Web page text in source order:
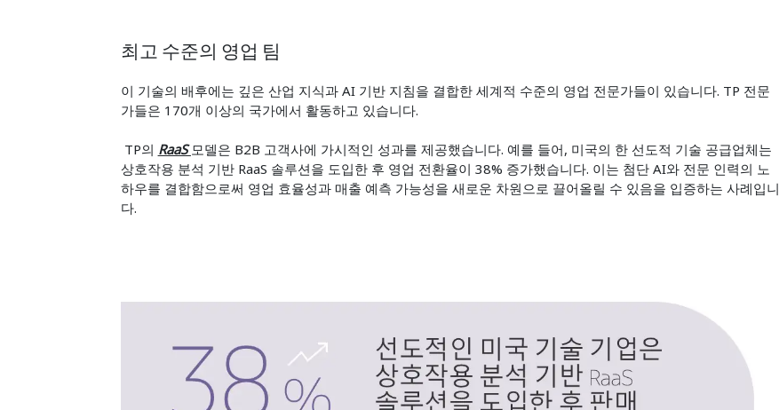
최고 수준의 영업 팀
이 기술의 배후에는 깊은 산업 지식과 AI 기반 지침을 결합한 세계적 수준의 영업 전문가들이 있습니다. TP 전문
가들은 170개 이상의 국가에서 활동하고 있습니다.
TP의 RaaS모델은 B2B 고객사에 가시적인 성과를 제공했습니다. 예를 들어, 미국의 한 선도적 기술 공급업체는
상호작용 분석 기반 RaaS 솔루션을 도입한 후 영업 전환율이 38% 증가했습니다. 이는 첨단 AI와 전문 인력의 노
하우를 결합함으로써 영업 효율성과 매출 예측 가능성을 새로운 차원으로 끌어올릴 수 있음을 입증하는 사례입니
다.